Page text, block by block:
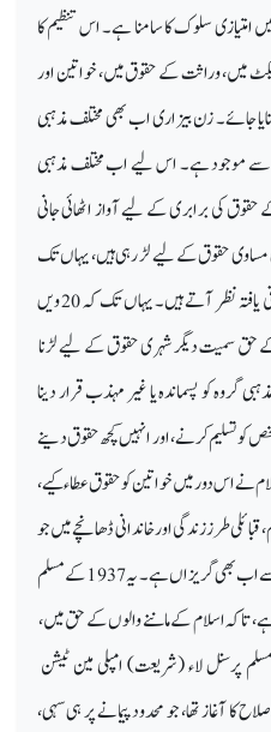
امتیازی سلوک کا سامنا ہے۔ اس تنظیم کا
مسلم پرسنل ایکٹ میں، وراثت کے حقوق میں، خواتین اور
جائے۔ زن بیزاری اب بھی مختلف مذہبی
سے موجود ہے۔ اس لیے اب مختلف مذہبی
کی برابری کے لیے آواز اٹھائی جانی
حقوق کے لیے لڑ رہی ہیں، یہاں تک
کہ مغربی معاشروں میں بھی، جو کہ آج ترقی یافتہ نظر آتے ہیں۔ یہاں تک کہ 20 ویں
حق سمیت دیگر شہری حقوق کے لیے لڑنا
گروہ کو پسماندہ یا غیر مہذب قرار دینا
کو تسلیم کرنے، اور انہیں کچھ حقوق دینے
نے اس دور میں خواتین کو حقوق عطاء کیے،
طرز زندگی اور خاندانی ڈھانچے میں جو
جدیدیت آئی ہے، اسلام اسے قبول کرنے سے اب بھی گریزاں ہے۔ یہ 1937 کے مسلم
تاکہ اسلام کے ماننے والوں کے حق میں،
پرسنل لاء (شریعت) امپلی مین ٹیشن
اصلاح کا آغاز تھا، جو محدود پیمانے پر ہی سہی،